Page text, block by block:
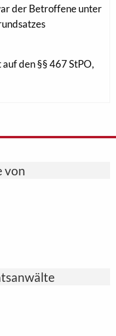
der Betroffene unter
den §§ 467 StPO,
von